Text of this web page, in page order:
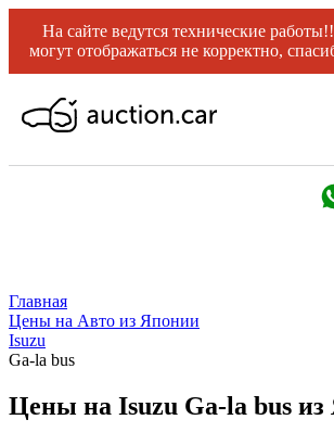
На сайте ведутся технические
могут отображаться не корректно,
Главная
Цены на Авто из Японии
Isuzu
Ga-la bus
Цены на Isuzu Ga-la bus